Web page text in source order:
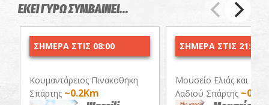
ΕΚΕΙ ΓΥΡΩ ΣΥΜΒΑΙΝΕΙ...
ΣΗΜΕΡΑ ΣΤΙΣ 08:00
Κουμαντάρειος Πινακοθήκη
Σπάρτης ~0.2Km
ΣΗΜΕΡΑ ΣΤΙΣ 21:00
Μουσείο Ελιάς και
Λαδιού Σπάρτης